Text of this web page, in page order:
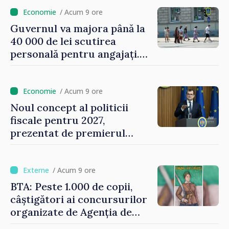
/ Acum 9 ore
Guvernul va majora până la
40 000 de lei scutirea
personală pentru angajați.
oamenilor”/ Acum 9 ore
Noul concept al politicii
fiscale pentru 2027,
prezentat de premierul
investițiile, taxăm viciile și
echilibrăm taxarea
consumului”
/ Acum 9 ore
BTA: Peste 1.000 de copii,
câștigători ai concursurilor
organizate de Agenția de